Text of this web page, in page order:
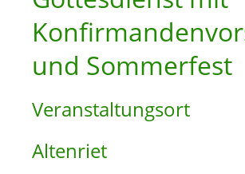
und Sommerfest
Veranstaltungsort
Altenriet